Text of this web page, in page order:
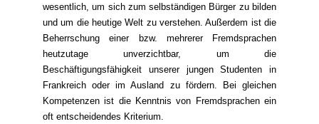
wesentlich, um sich zum selbständigen Bürger zu bilden
und um die heutige Welt zu verstehen. Außerdem ist die
Beherrschung einer bzw. mehrerer Fremdsprachen
heutzutage unverzichtbar, um die
Beschäftigungsfähigkeit unserer jungen Studenten in
Frankreich oder im Ausland zu fördern. Bei gleichen
Kompetenzen ist die Kenntnis von Fremdsprachen ein
oft entscheidendes Kriterium.